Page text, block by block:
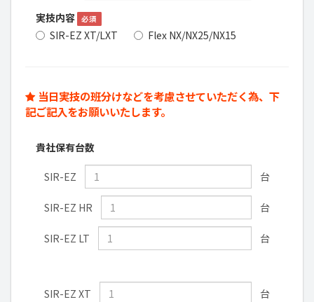
実技内容 必須
SIR-EZ XT/LXT Flex NX/NX25/NX15
当日実技の班分けなどを考慮させていただく為、下
記ご記入をお願いいたします。
貴社保有台数
SIR-EZ 台
SIR-EZ HR 台
SIR-EZ LT 台
SIR-EZ XT 台